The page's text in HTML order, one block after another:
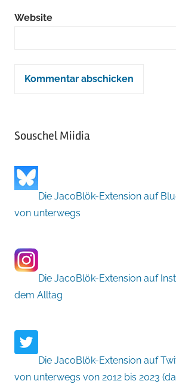
Website
Souschel Miidia
Die JacoBlök-Extension auf
von unterwegs
Die JacoBlök-Extension auf
dem Alltag
Die JacoBlök-Extension auf
von unterwegs von 2012 bis 2023